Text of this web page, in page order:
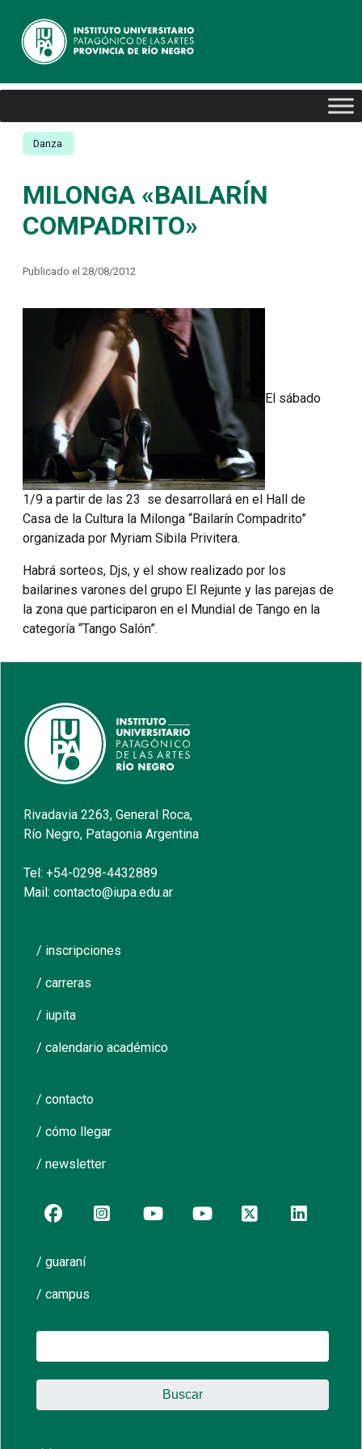
Danza
MILONGA «BAILARÍN
COMPADRITO»
Publicado el 28/08/2012
El sábado
1/9 a partir de las 23 se desarrollará en el Hall de
Casa de la Cultura la Milonga “Bailarín Compadrito”
organizada por Myriam Sibila Privitera.
Habrá sorteos, Djs, y el show realizado por los
bailarines varones del grupo El Rejunte y las parejas de
la zona que participaron en el Mundial de Tango en la
categoría “Tango Salón”.
Rivadavia 2263, General Roca,
Río Negro, Patagonia Argentina
Tel: +54-0298-4432889
Mail: contacto@iupa.edu.ar
/ inscripciones
/ carreras
/ iupita
/ calendario académico
/ contacto
/ cómo llegar
/ newsletter
/ guaraní
/ campus
Buscar: